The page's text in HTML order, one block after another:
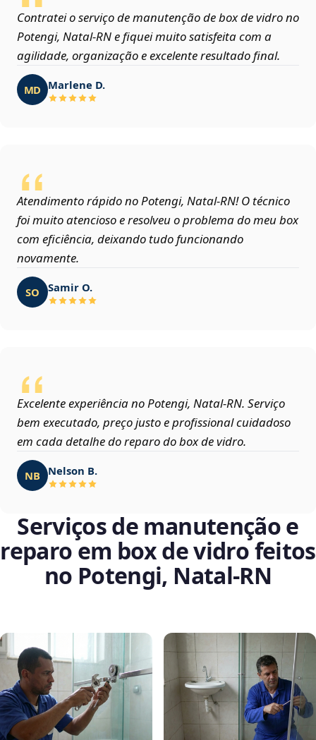
Contratei o serviço de manutenção de box de vidro no
Potengi, Natal‑RN e fiquei muito satisfeita com a
agilidade, organização e excelente resultado final.
MD Marlene D.
Atendimento rápido no Potengi, Natal‑RN! O técnico
foi muito atencioso e resolveu o problema do meu box
com eficiência, deixando tudo funcionando
novamente.
SO Samir O.
Excelente experiência no Potengi, Natal‑RN. Serviço
bem executado, preço justo e profissional cuidadoso
em cada detalhe do reparo do box de vidro.
NB Nelson B.
Serviços de manutenção e
reparo em box de vidro feitos
no Potengi, Natal‑RN